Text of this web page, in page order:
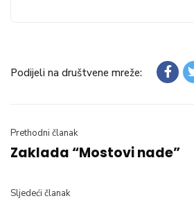
Podijeli na društvene mreže:
Prethodni članak
Zaklada “Mostovi nade”
Sljedeći članak